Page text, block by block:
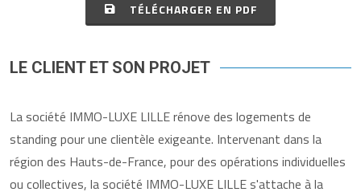
TÉLÉCHARGER EN PDF
LE CLIENT ET SON PROJET
La société IMMO-LUXE LILLE rénove des logements de
standing pour une clientèle exigeante. Intervenant dans la
région des Hauts-de-France, pour des opérations individuelles
ou collectives, la société IMMO-LUXE LILLE s'attache à la